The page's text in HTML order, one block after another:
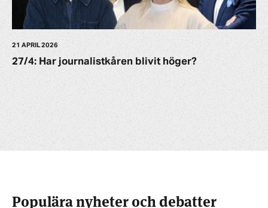
21 APRIL 2026
27/4: Har journalistkåren blivit höger?
Populära nyheter och debatter